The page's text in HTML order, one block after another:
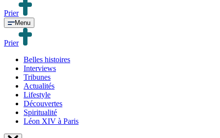
Prier
Menu
Prier
Belles histoires
Interviews
Tribunes
Actualités
Lifestyle
Découvertes
Spiritualité
Léon XIV à Paris